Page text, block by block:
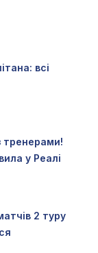
всі
тренерами!
у Реалі
2 туру